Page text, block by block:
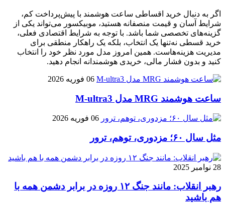
اگر به دنبال خرید اقساطی ساعت هوشمند با پیش‌پرداخت کم،
شرایط آسان و قیمت منصفانه هستید، موبیکسور می‌تواند یکی از
گزینه‌های تخصصی شما باشد. با توجه به شرایط اقتصادی فعلی،
خرید قسطی نه‌تنها یک انتخاب، بلکه یک راهکار منطقی برای
مدیریت هزینه‌هاست. همین امروز مدل مورد نظر خود را انتخاب
کنید و بدون فشار مالی، خریدی هوشمندانه انجام دهید.
06 فوریه 2026
ساعت هوشمند MRG مدل M-ultra3
06 فوریه 2026
مثل سال ۶۰؛ مزدوری، توهم، ترور
28 نوامبر 2025
رهبر انقلاب: مانند جنگ ۱۲ روزه در برابر دشمن همه با
هم باشید